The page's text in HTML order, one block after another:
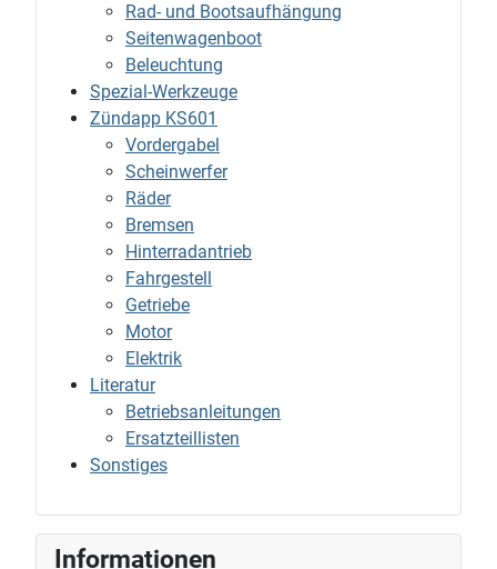
Rad- und Bootsaufhängung
Seitenwagenboot
Beleuchtung
Spezial-Werkzeuge
Zündapp KS601
Vordergabel
Scheinwerfer
Räder
Bremsen
Hinterradantrieb
Fahrgestell
Getriebe
Motor
Elektrik
Literatur
Betriebsanleitungen
Ersatzteillisten
Sonstiges
Informationen